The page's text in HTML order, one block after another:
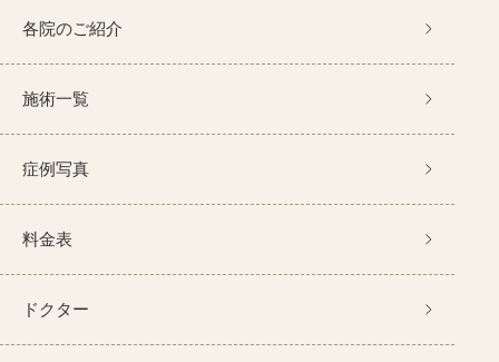
各院のご紹介
施術一覧
症例写真
料金表
ドクター